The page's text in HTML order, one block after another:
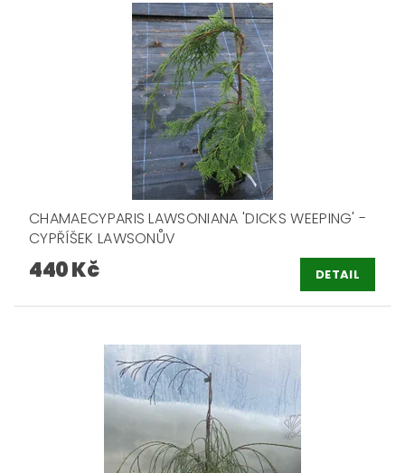
CHAMAECYPARIS LAWSONIANA 'DICKS WEEPING' -
CYPŘÍŠEK LAWSONŮV
440 Kč DETAIL